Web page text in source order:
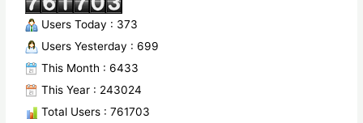
Users Today : 373
Users Yesterday : 699
This Month : 6433
This Year : 243024
Total Users : 761703